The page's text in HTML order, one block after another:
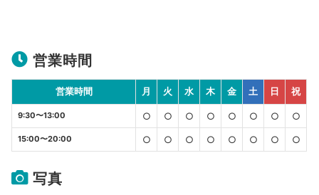
営業時間
営業時間 月 火 水 木 金 土 日 祝
9:30〜13:00 ○ ○ ○ ○ ○ ○ ○ ○
15:00〜20:00 ○ ○ ○ ○ ○ ○ ○ ○
写真